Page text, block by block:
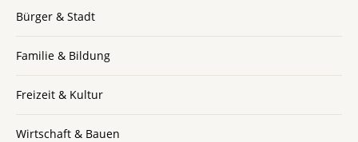
Bürger & Stadt
Familie & Bildung
Freizeit & Kultur
Wirtschaft & Bauen